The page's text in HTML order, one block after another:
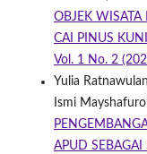
OBJEK
CAI PINUS
Vol. 1 No. 2
Yulia
Ismi
APUD SEBAGAI